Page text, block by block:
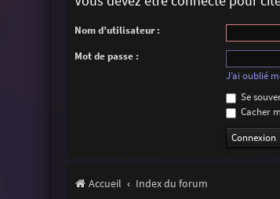
Nom d’utilisateur :
Mot de passe :
J’ai oublié
Se
Cacher
Accueil Index du forum